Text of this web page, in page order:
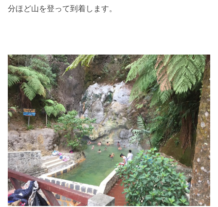
分ほど山を登って到着します。